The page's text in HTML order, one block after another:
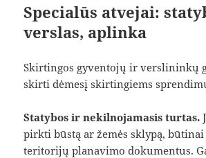
Specialūs atvejai:
verslas, aplinka
Skirtingos gyventojų ir verslininkų
skirti dėmesį skirtingiems
Statybos ir nekilnojamasis turtas.
pirkti būstą ar žemės sklypą,
teritorijų planavimo dokumentus.